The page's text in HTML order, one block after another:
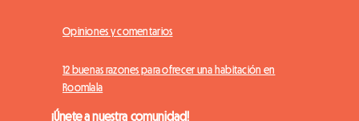
Opiniones y comentarios
12 buenas razones para ofrecer una habitación en
Roomlala
¡Únete a nuestra comunidad!